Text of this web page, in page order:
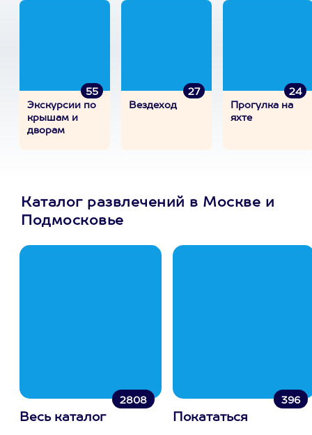
55
Экскурсии по
крышам и
дворам
27
Вездеход
24
Прогулка на
яхте
Каталог развлечений в Москве и
Подмосковье
2808
Весь каталог
396
Покататься